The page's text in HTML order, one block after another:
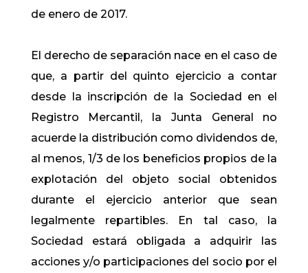
de enero de 2017.
El derecho de separación nace en el caso de
que, a partir del quinto ejercicio a contar
desde la inscripción de la Sociedad en el
Registro Mercantil, la Junta General no
acuerde la distribución como dividendos de,
al menos, 1/3 de los beneficios propios de la
explotación del objeto social obtenidos
durante el ejercicio anterior que sean
legalmente repartibles. En tal caso, la
Sociedad estará obligada a adquirir las
acciones y/o participaciones del socio por el